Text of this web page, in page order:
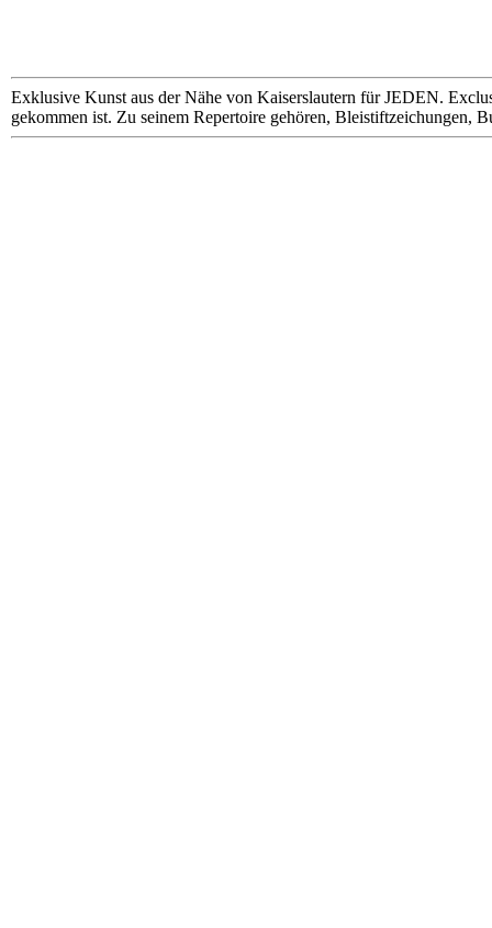
Exklusive Kunst aus der Nähe von Kaiserslautern für JEDEN.
gekommen ist. Zu seinem Repertoire gehören, Bleistiftzeichungen,